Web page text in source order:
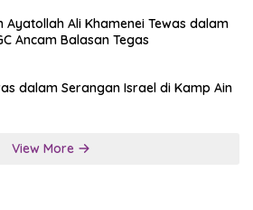
Ayatollah Ali Khamenei Tewas dalam
Ancam Balasan Tegas
dalam Serangan Israel di Kamp Ain
View More